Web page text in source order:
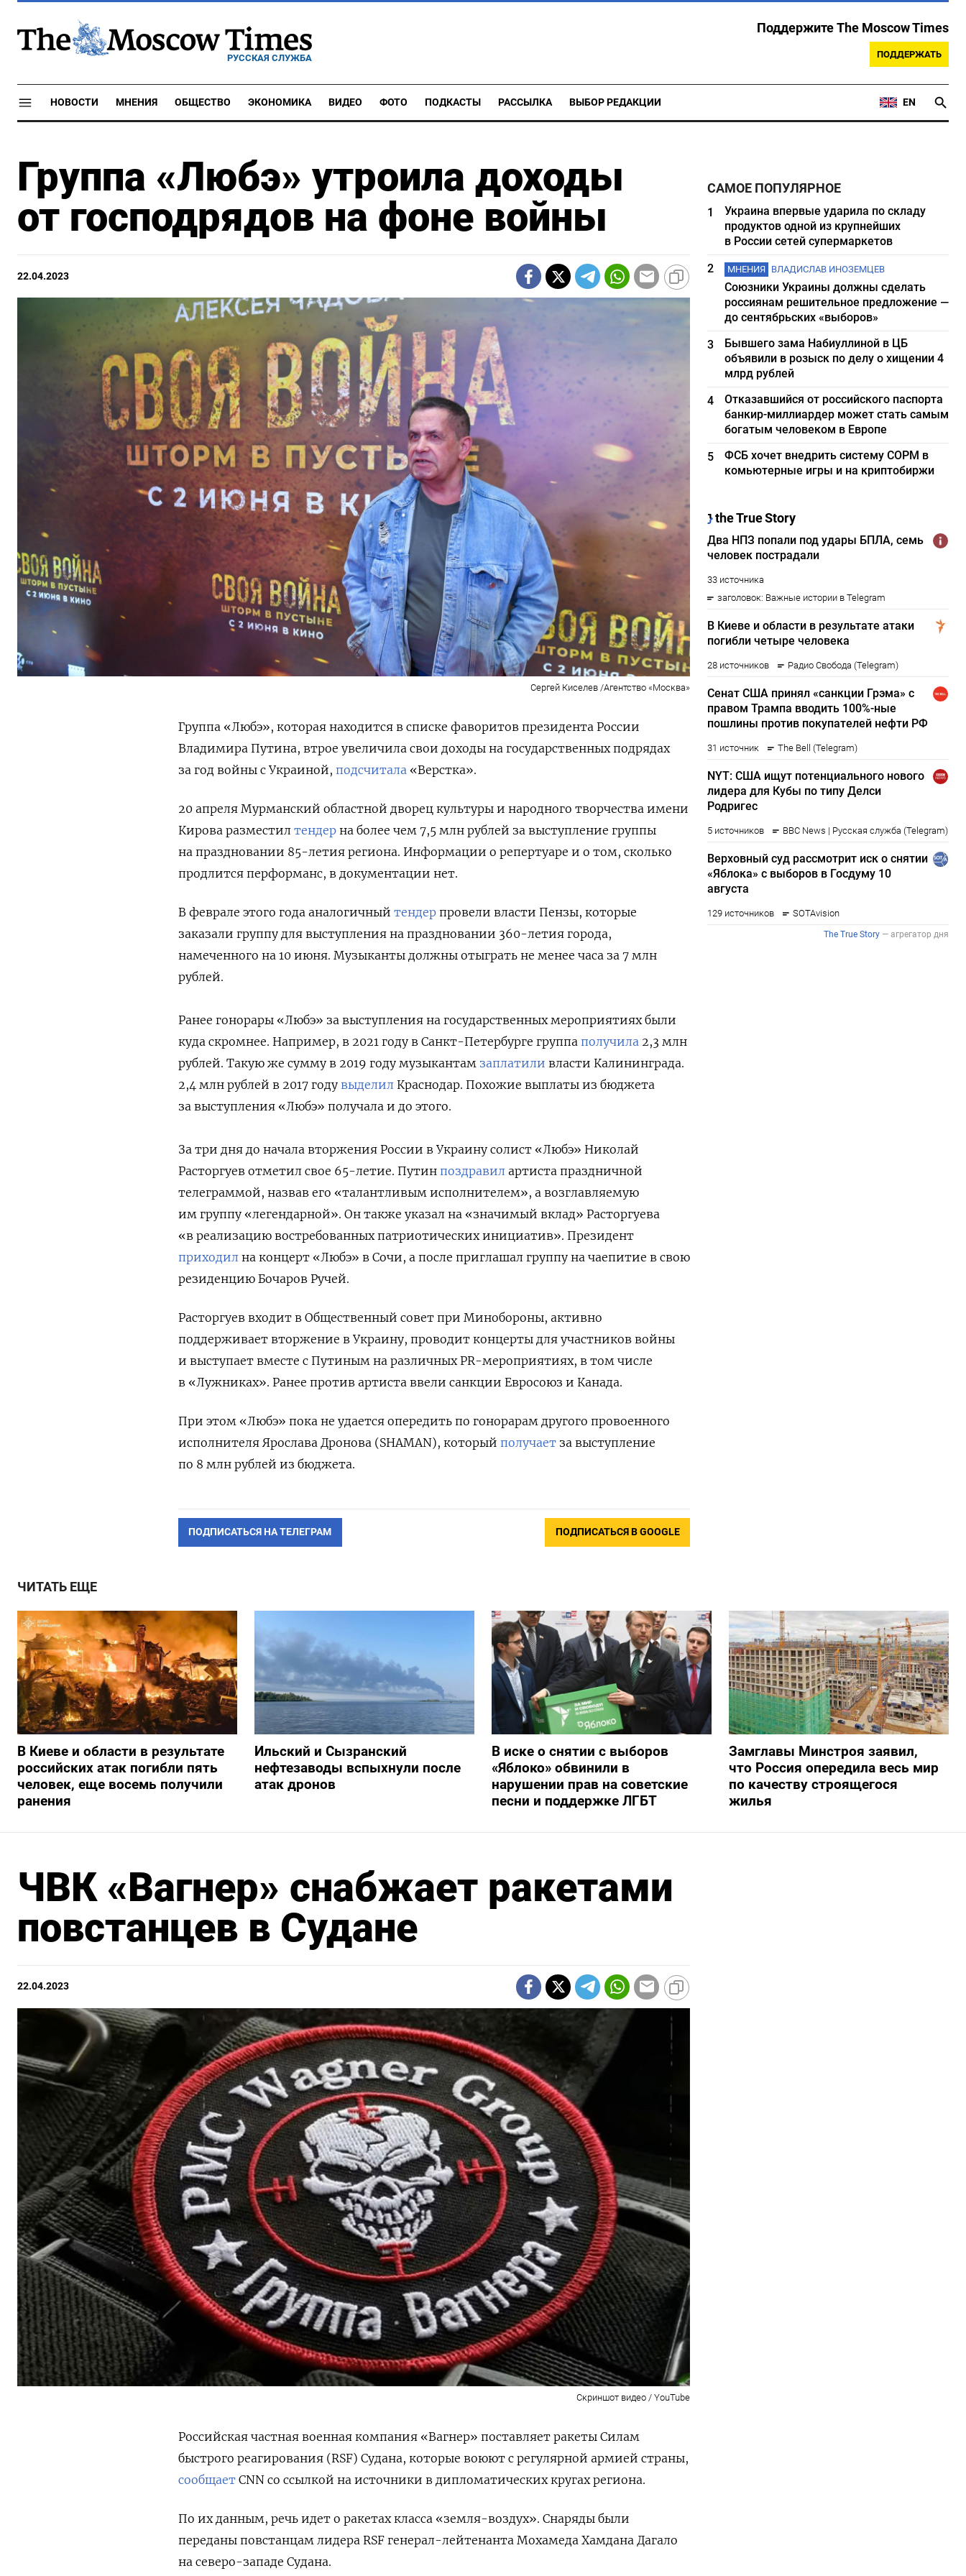
РУССКАЯ СЛУЖБА
Поддержите The Moscow Times
ПОДДЕРЖАТЬ
НОВОСТИ МНЕНИЯ ОБЩЕСТВО ЭКОНОМИКА ВИДЕО ФОТО ПОДКАСТЫ РАССЫЛКА ВЫБОР РЕДАКЦИИ EN
Группа «Любэ» утроила доходы
от господрядов на фоне войны
22.04.2023
Сергей Киселев /Агентство «Москва»
Группа «Любэ», которая находится в списке фаворитов президента России
Владимира Путина, втрое увеличила свои доходы на государственных подрядах
за год войны с Украиной, подсчитала «Верстка».
20 апреля Мурманский областной дворец культуры и народного творчества имени
Кирова разместил тендер на более чем 7,5 млн рублей за выступление группы
на праздновании 85-летия региона. Информации о репертуаре и о том, сколько
продлится перформанс, в документации нет.
В феврале этого года аналогичный тендер провели власти Пензы, которые
заказали группу для выступления на праздновании 360-летия города,
намеченного на 10 июня. Музыканты должны отыграть не менее часа за 7 млн
рублей.
Ранее гонорары «Любэ» за выступления на государственных мероприятиях были
куда скромнее. Например, в 2021 году в Санкт-Петербурге группа получила 2,3 млн
рублей. Такую же сумму в 2019 году музыкантам заплатили власти Калининграда.
2,4 млн рублей в 2017 году выделил Краснодар. Похожие выплаты из бюджета
за выступления «Любэ» получала и до этого.
За три дня до начала вторжения России в Украину солист «Любэ» Николай
Расторгуев отметил свое 65-летие. Путин поздравил артиста праздничной
телеграммой, назвав его «талантливым исполнителем», а возглавляемую
им группу «легендарной». Он также указал на «значимый вклад» Расторгуева
«в реализацию востребованных патриотических инициатив». Президент
приходил на концерт «Любэ» в Сочи, а после приглашал группу на чаепитие в свою
резиденцию Бочаров Ручей.
Расторгуев входит в Общественный совет при Минобороны, активно
поддерживает вторжение в Украину, проводит концерты для участников войны
и выступает вместе с Путиным на различных PR-мероприятиях, в том числе
в «Лужниках». Ранее против артиста ввели санкции Евросоюз и Канада.
При этом «Любэ» пока не удается опередить по гонорарам другого провоенного
исполнителя Ярослава Дронова (SHAMAN), который получает за выступление
по 8 млн рублей из бюджета.
ПОДПИСАТЬСЯ НА ТЕЛЕГРАМ ПОДПИСАТЬСЯ В GOOGLE
САМОЕ ПОПУЛЯРНОЕ
1
Украина впервые ударила по складу
продуктов одной из крупнейших
в России сетей супермаркетов
2
МНЕНИЯ ВЛАДИСЛАВ ИНОЗЕМЦЕВ
Союзники Украины должны сделать
россиянам решительное предложение —
до сентябрьских «выборов»
3
Бывшего зама Набиуллиной в ЦБ
объявили в розыск по делу о хищении 4
млрд рублей
4
Отказавшийся от российского паспорта
банкир-миллиардер может стать самым
богатым человеком в Европе
5
ФСБ хочет внедрить систему СОРМ в
комьютерные игры и на криптобиржи
ЧИТАТЬ ЕЩЕ
В Киеве и области в результате
российских атак погибли пять
человек, еще восемь получили
ранения
Ильский и Сызранский
нефтезаводы вспыхнули после
атак дронов
В иске о снятии с выборов
«Яблоко» обвинили в
нарушении прав на советские
песни и поддержке ЛГБТ
Замглавы Минстроя заявил,
что Россия опередила весь мир
по качеству строящегося
жилья
ЧВК «Вагнер» снабжает ракетами
повстанцев в Судане
22.04.2023
Скриншот видео / YouTube
Российская частная военная компания «Вагнер» поставляет ракеты Силам
быстрого реагирования (RSF) Судана, которые воюют с регулярной армией страны,
сообщает CNN со ссылкой на источники в дипломатических кругах региона.
По их данным, речь идет о ракетах класса «земля-воздух». Снаряды были
переданы повстанцам лидера RSF генерал-лейтенанта Мохамеда Хамдана Дагало
на северо-западе Судана.